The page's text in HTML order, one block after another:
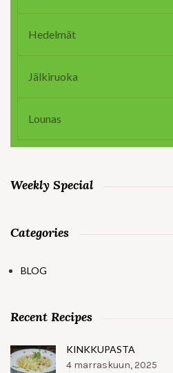
Hedelmät
Jälkiruoka
Lounas
Weekly Special
Categories
BLOG
Recent Recipes
KINKKUPASTA
4 marraskuun, 2025